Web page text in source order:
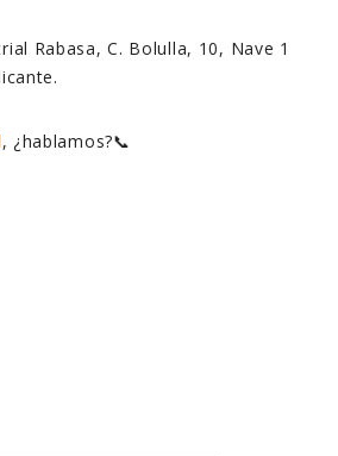
Rabasa, C. Bolulla, 10, Nave 1
, ¿hablamos?📞